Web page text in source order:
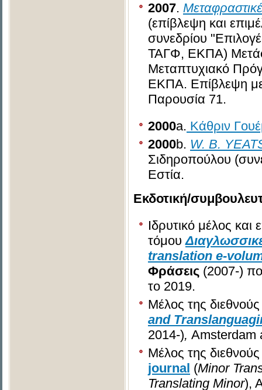
2007.
(επίβλεψη και
συνεδρίου
ΤΑΓΦ, ΕΚΠΑ)
Μεταπτυχιακό
ΕΚΠΑ. Eπίβλεψη
Παρουσία 71.
2000a. Κάθριν
2000b. W. B.
Σιδηροπούλου
Εστία.
Εκδοτική/
Ιδρυτικό μέλος
τόμου
translation e-
Φράσεις (2007-)
το 2019.
Μέλος της
and
2014-), Amsterdam
Μέλος της
journal (Minor
Translating Minor),